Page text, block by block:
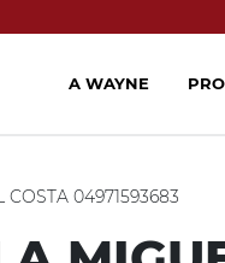
COSTA 04971593683
A WAYNE